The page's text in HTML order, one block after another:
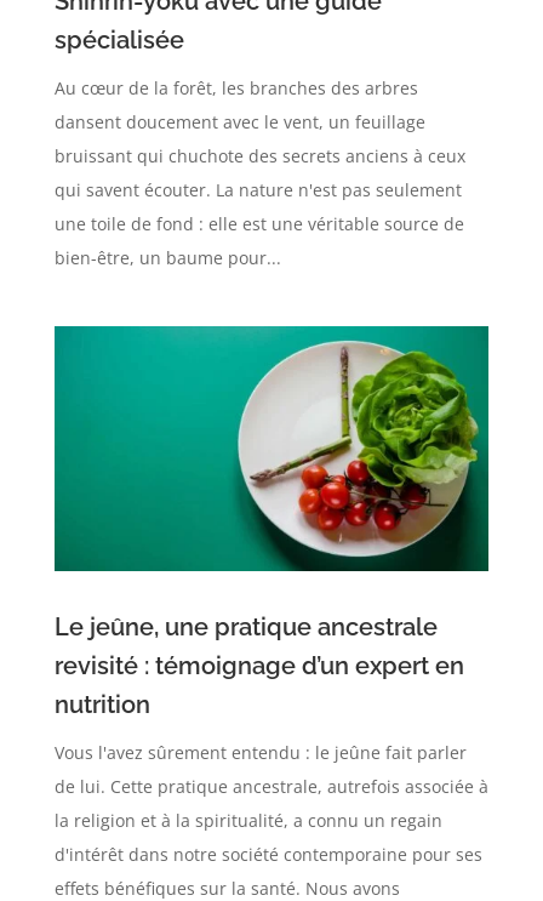
spécialisée
Au cœur de la forêt, les branches des arbres
dansent doucement avec le vent, un feuillage
bruissant qui chuchote des secrets anciens à ceux
qui savent écouter. La nature n'est pas seulement
une toile de fond : elle est une véritable source de
bien-être, un baume pour...
Le jeûne, une pratique ancestrale
revisité : témoignage d’un expert en
nutrition
Vous l'avez sûrement entendu : le jeûne fait parler
de lui. Cette pratique ancestrale, autrefois associée à
la religion et à la spiritualité, a connu un regain
d'intérêt dans notre société contemporaine pour ses
effets bénéfiques sur la santé. Nous avons